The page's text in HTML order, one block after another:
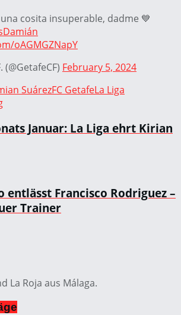
una cosita insuperable, dadme 💙
oAGMGZNapY
February 5, 2024
SuárezFC GetafeLa Liga
Januar: La Liga ehrt Kirian
entlässt Francisco Rodriguez –
Trainer
La Roja aus Málaga.